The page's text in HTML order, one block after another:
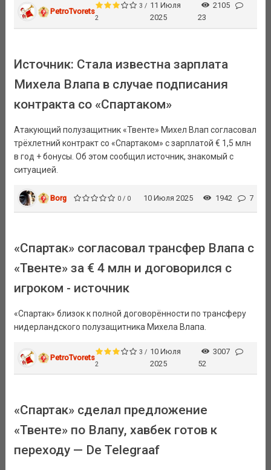
PetroTvorets
3 /
2
11 Июля
2025
2105
23
Источник: Стала известна зарплата
Михела Влапа в случае подписания
контракта со «Спартаком»
Атакующий полузащитник «Твенте» Михел Влап согласовал
трёхлетний контракт со «Спартаком» с зарплатой € 1,5 млн
в год + бонусы. Об этом сообщил источник, знакомый с
ситуацией.
Borg 0 / 0 10 Июля 2025 1942 7
«Спартак» согласовал трансфер Влапа с
«Твенте» за € 4 млн и договорился с
игроком - источник
«Спартак» близок к полной договорённости по трансферу
нидерландского полузащитника Михела Влапа.
PetroTvorets
3 /
2
10 Июля
2025
3007
52
«Спартак» сделал предложение
«Твенте» по Влапу, хавбек готов к
переходу — De Telegraaf